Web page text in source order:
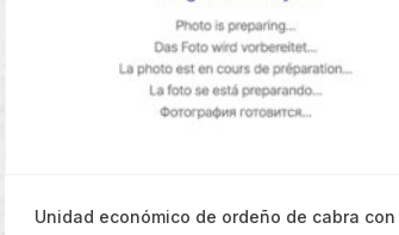
Unidad económico de ordeño de cabra con